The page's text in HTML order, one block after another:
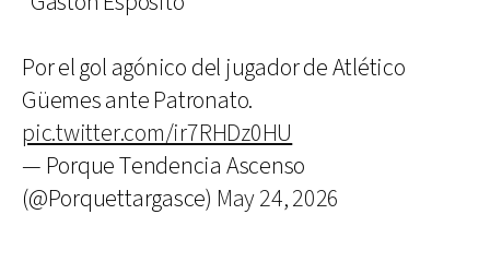
Por el gol agónico del jugador de Atlético
Güemes ante Patronato.
pic.twitter.com/ir7RHDz0HU
— Porque Tendencia Ascenso
(@Porquettargasce) May 24, 2026